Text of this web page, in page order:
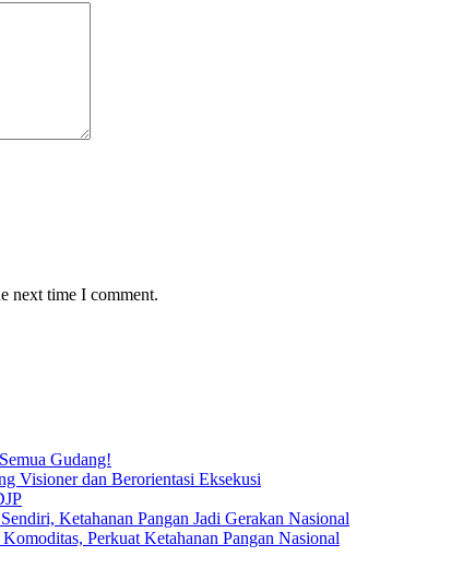
next time I comment.
Gudang!
Visioner dan Berorientasi Eksekusi
Ketahanan Pangan Jadi Gerakan Nasional
Perkuat Ketahanan Pangan Nasional